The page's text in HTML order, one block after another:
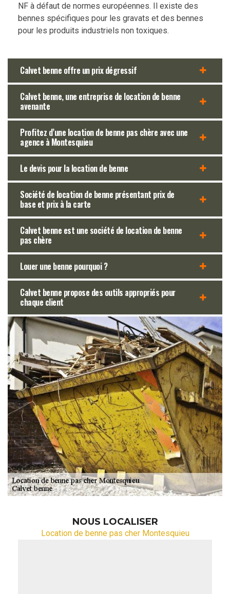
NF à défaut de normes européennes. Il existe des
bennes spécifiques pour les gravats et des bennes
pour les produits industriels non toxiques.
Calvet benne offre un prix dégressif
Calvet benne, une entreprise de location de benne
avenante
Profitez d’une location de benne pas chère avec une
agence à Montesquieu
Le devis pour la location de benne
Société de location de benne présentant prix de
base et prix à la carte
Calvet benne est une société de location de benne
pas chère
Louer une benne pourquoi ?
Calvet benne propose des outils appropriés pour
chaque client
NOUS LOCALISER
Location de benne pas cher Montesquieu